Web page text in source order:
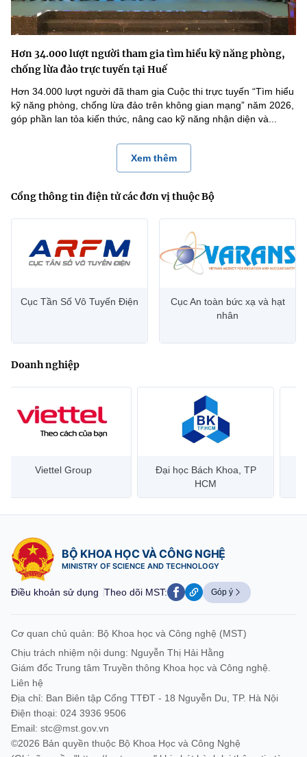
Hơn 34.000 lượt người tham gia tìm hiểu kỹ năng phòng,
chống lừa đảo trực tuyến tại Huế
Hơn 34.000 lượt người đã tham gia Cuộc thi trực tuyến “Tìm hiểu
kỹ năng phòng, chống lừa đảo trên không gian mạng” năm 2026,
góp phần lan tỏa kiến thức, nâng cao kỹ năng nhận diện và...
Xem thêm
Cổng thông tin điện tử các đơn vị thuộc Bộ
Cục Tần Số Vô Tuyến Điện
Cục An toàn bức xạ và hạt
nhân
Doanh nghiệp
Đại học Bách Khoa, TP
Bưu điện Việt Nam –
Vietnam Post
BỘ KHOA HỌC VÀ CÔNG NGHỆ
MINISTRY OF SCIENCE AND TECHNOLOGY
Điều khoản sử dụng Theo dõi MST: Góp ý
Cơ quan chủ quản: Bộ Khoa học và Công nghệ (MST)
Chịu trách nhiệm nội dung: Nguyễn Thị Hải Hằng
Giám đốc Trung tâm Truyền thông Khoa học và Công nghệ.
Liên hệ
Địa chỉ: Ban Biên tập Cổng TTĐT - 18 Nguyễn Du, TP. Hà Nội
Điện thoại: 024 3936 9506
Email: stc@mst.gov.vn
©2026 Bản quyền thuộc Bộ Khoa Học và Công Nghệ